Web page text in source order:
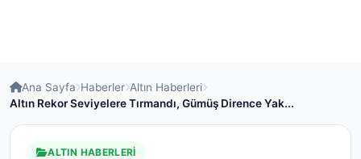
Ana Sayfa Haberler Altın Haberleri
Altın Rekor Seviyelere Tırmandı, Gümüş Dirence Yak...
ALTIN HABERLERI